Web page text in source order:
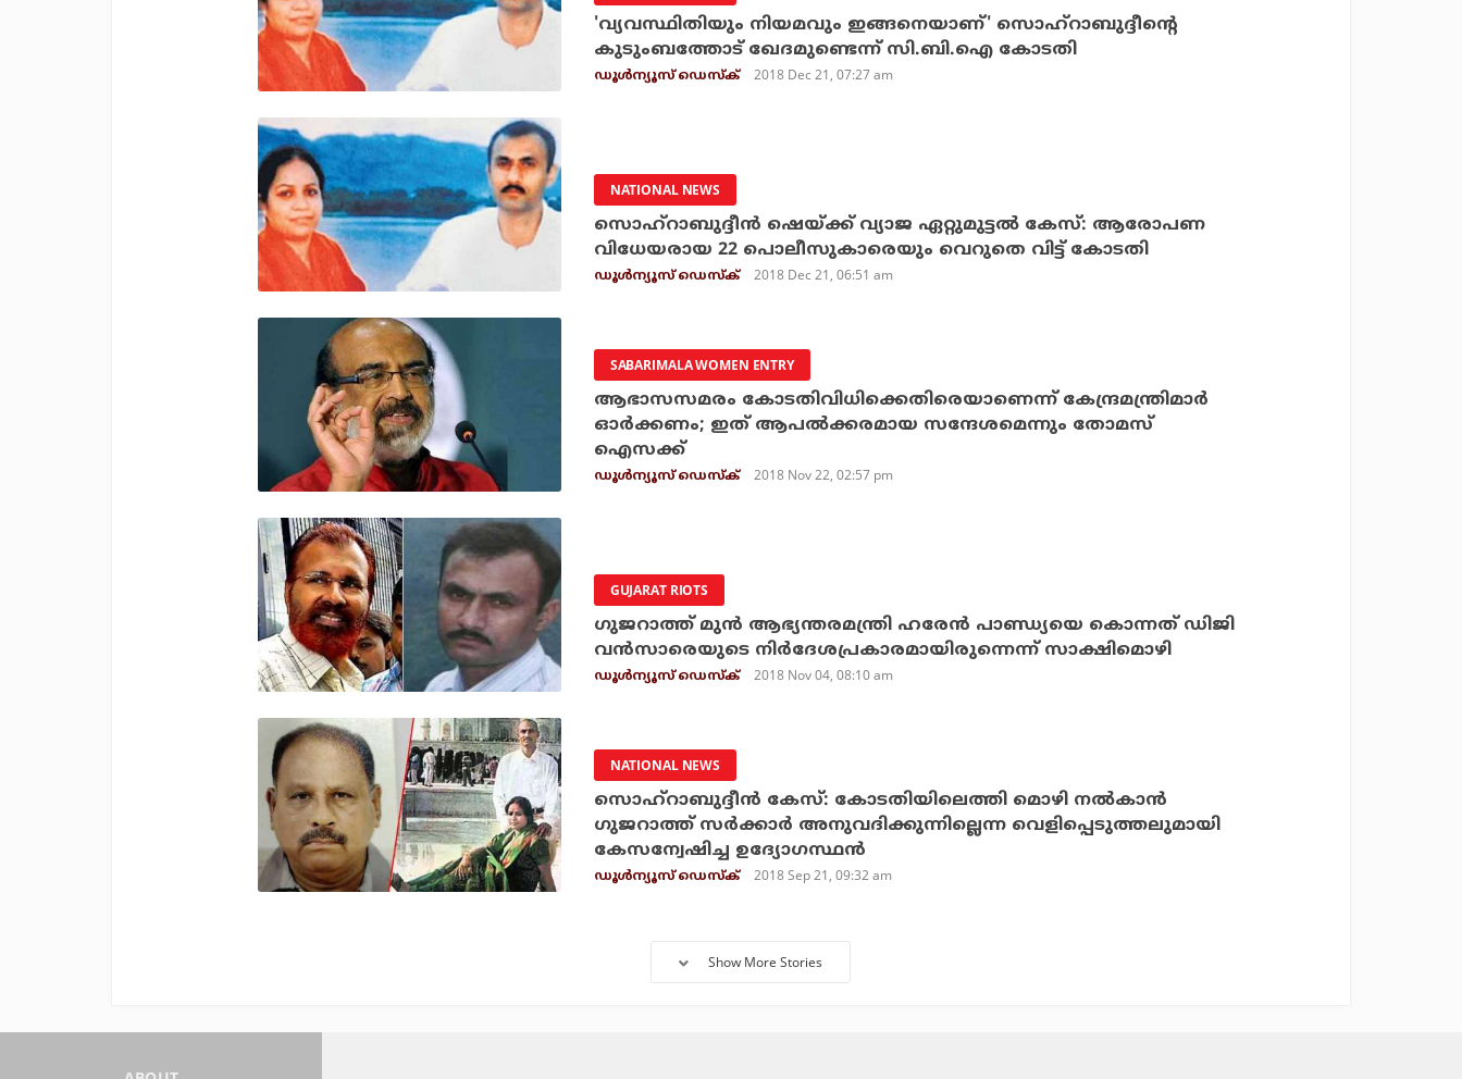
'വ്യവസ്ഥിതിയും നിയമവും ഇങ്ങനെയാണ്' സൊഹ്‌റാബുദ്ദീന്റെ
കുടുംബത്തോട് ഖേദമുണ്ടെന്ന് സി.ബി.ഐ കോടതി
ഡൂള്‍ന്യൂസ് ഡെസ്‌ക് 2018 Dec 21, 07:27 am
NATIONAL NEWS
സൊഹ്‌റാബുദ്ദീന്‍ ഷെയ്ക്ക് വ്യാജ ഏറ്റുമുട്ടല്‍ കേസ്: ആരോപണ
വിധേയരായ 22 പൊലീസുകാരെയും വെറുതെ വിട്ട് കോടതി
ഡൂള്‍ന്യൂസ് ഡെസ്‌ക് 2018 Dec 21, 06:51 am
SABARIMALA WOMEN ENTRY
ആഭാസസമരം കോടതിവിധിക്കെതിരെയാണെന്ന് കേന്ദ്രമന്ത്രിമാര്‍
ഓര്‍ക്കണം; ഇത് ആപല്‍ക്കരമായ സന്ദേശമെന്നും തോമസ്
ഐസക്ക്
ഡൂള്‍ന്യൂസ് ഡെസ്‌ക് 2018 Nov 22, 02:57 pm
GUJARAT RIOTS
ഗുജറാത്ത് മുന്‍ ആഭ്യന്തരമന്ത്രി ഹരേന്‍ പാണ്ഡ്യയെ കൊന്നത് ഡിജി
വന്‍സാരെയുടെ നിര്‍ദേശപ്രകാരമായിരുന്നെന്ന് സാക്ഷിമൊഴി
ഡൂള്‍ന്യൂസ് ഡെസ്‌ക് 2018 Nov 04, 08:10 am
NATIONAL NEWS
സൊഹ്‌റാബുദ്ദീന്‍ കേസ്: കോടതിയിലെത്തി മൊഴി നല്‍കാന്‍
ഗുജറാത്ത് സര്‍ക്കാര്‍ അനുവദിക്കുന്നില്ലെന്ന വെളിപ്പെടുത്തലുമായി
കേസന്വേഷിച്ച ഉദ്യോഗസ്ഥന്‍
ഡൂള്‍ന്യൂസ് ഡെസ്‌ക് 2018 Sep 21, 09:32 am
Show More Stories